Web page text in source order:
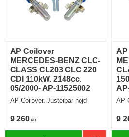
AP Coilover
MERCEDES-BENZ CLC-
CLASS CL203 CLC 220
CDI 110kW. 2148cc.
05/2000- AP-11525002
AP Coilover. Justerbar höjd
9 260 KR
AP
9